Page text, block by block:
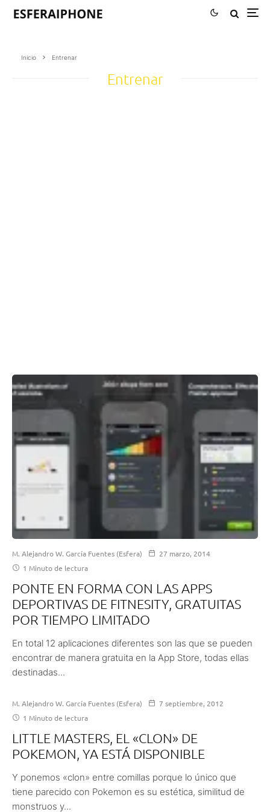
Inicio Entrenar
Entrenar
M. Alejandro W. García Fuentes (Esfera)
27 marzo, 2014
1 Minuto de lectura
PONTE EN FORMA CON LAS APPS
DEPORTIVAS DE FITNESITY, GRATUITAS
POR TIEMPO LIMITADO
En total 12 aplicaciones diferentes son las que se pueden
encontrar de manera gratuita en la App Store, todas ellas
destinadas...
M. Alejandro W. García Fuentes (Esfera)
7 septiembre, 2012
1 Minuto de lectura
LITTLE MASTERS, EL «CLON» DE
POKEMON, YA ESTÁ DISPONIBLE
Y ponemos «clon» entre comillas porque lo único que
tiene parecido con Pokemon es su estética, similitud de
monstruos y...